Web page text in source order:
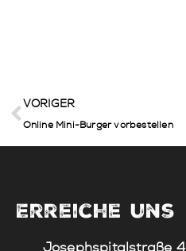
VORIGER
Online Mini-Burger vorbestellen
Erreiche uns
Josephspitalstraße 4